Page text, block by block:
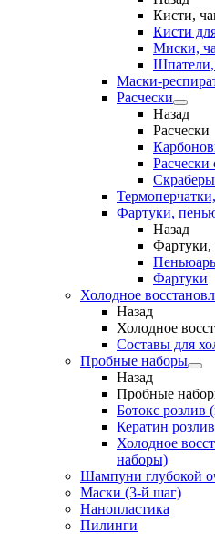
Кисти,
Кисти
Миски,
Шпатели,
Маски-
Расчески
Назад
Расчески
Скраберы
Фартуки,
Назад
Фартуки
Холодное
Назад
Холодное
Составы для
Пробные наборы
Назад
Пробные
Ботокс розлив
Кератин
Холодное
наборы)
Шампуни глубокой
Маски (3-й шаг)
Нанопластика
Пилинги